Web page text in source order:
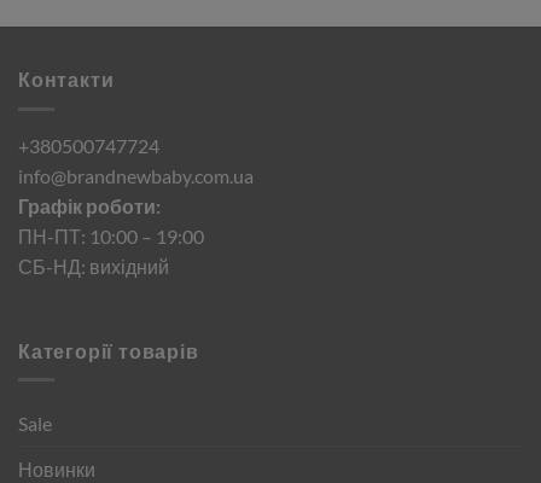
Контакти
+380500747724
info@brandnewbaby.com.ua
Графік роботи:
ПН-ПТ: 10:00 – 19:00
СБ-НД: вихідний
Категорії товарів
Sale
Новинки